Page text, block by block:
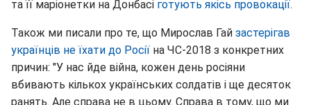
та її маріонетки на Донбасі готують якісь провокації.
Також ми писали про те, що Мирослав Гай застерігав
українців не їхати до Росії на ЧС-2018 з конкретних
причин: "У нас йде війна, кожен день росіяни
вбивають кількох українських солдатів і ще десяток
ранять. Але справа не в цьому. Справа в тому, що ми